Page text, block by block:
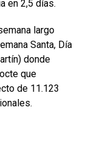
en 2,5 días.
largo
Santa, Día
donde
que
de 11.123